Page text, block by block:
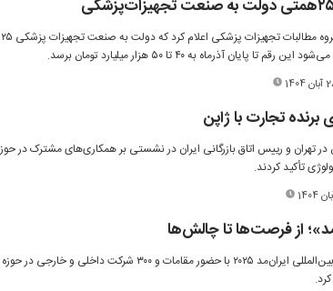
رقم تا پایان آذرماه به ۴۰ تا ۵۰ هزار میلیارد تومان برسد.
تجارت با ژاپن
در تهران و رییس اتاق بازرگانی ایران در نشستی بر همکاری‌های مشترک در
تأکید کردند.
از فرصت‌ها تا چالش‌ها
نمایشگاه بین‌المللی ایران‌مد ۲۰۲۵ با حضور مقامات